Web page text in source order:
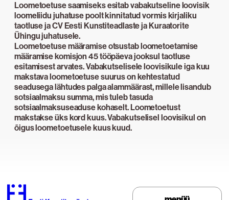
Loometoetuse saamiseks esitab vabakutseline loovisik
loomeliidu juhatuse poolt kinnitatud vormis kirjaliku
taotluse ja CV Eesti Kunstiteadlaste ja Kuraatorite
Ühingu juhatusele.
Loometoetuse määramise otsustab loometoetamise
määramise komisjon 45 tööpäeva jooksul taotluse
esitamisest arvates. Vabakutselisele loovisikule iga kuu
makstava loometoetuse suurus on kehtestatud
seadusega lähtudes palga alammäärast, millele lisandub
sotsiaalmaksu summa, mis tuleb tasuda
sotsiaalmaksuseaduse kohaselt. Loometoetust
makstakse üks kord kuus. Vabakutselisel loovisikul on
õigus loometoetusele kuus kuud.